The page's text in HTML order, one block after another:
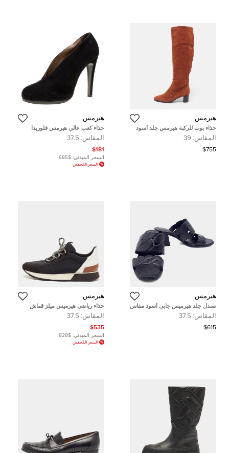
هيرمس
حذاء بوت للركبة هيرمس جلد أسود
مقاس 36
المقاس: 39
$755
هيرمس
حذاء كعب عالي هيرمس فلوريدا
سويدي كاكي مقاس 38
المقاس: 37.5
$181
السعر المبدئي: $685
السعر المُخفض
هيرمس
صندل جلد هيرميس جابي أسود مقاس
37.5 EU
المقاس: 37.5
$615
هيرمس
حذاء رياضي هيرميس ميلز قماش
أسود وجلد سويدي منخفض المقاس
36.5
المقاس: 37.5
$535
السعر المبدئي: $828
السعر المُخفض